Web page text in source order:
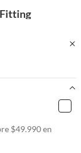
Fitting
$49.990 en